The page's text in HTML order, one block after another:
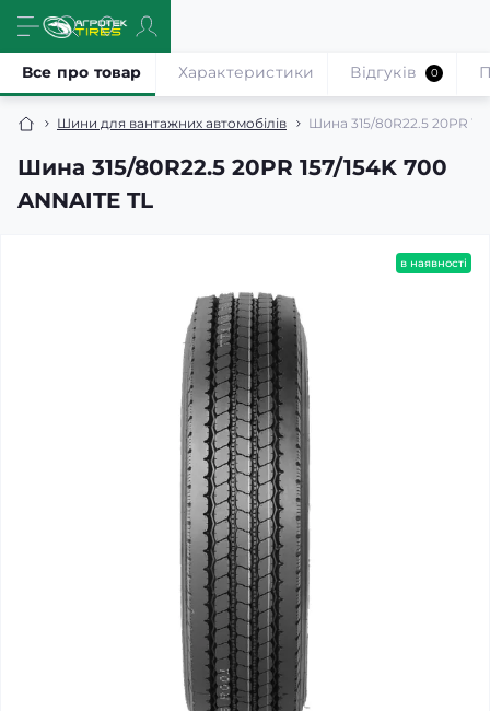
Шини для вантажних автомобілів Шина 315/80R22.5 20PR
Шина 315/80R22.5 20PR 157/154K 700
ANNAITE TL
Все про товар Характеристики Відгуків 0
в наявності